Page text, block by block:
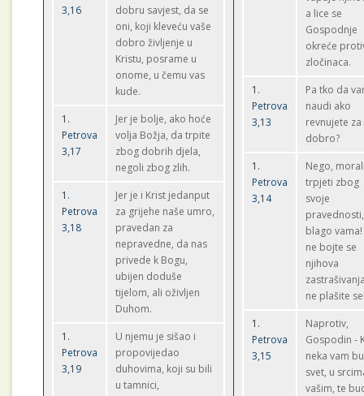
3,16
dobru savjest, da se
oni, koji kleveću vaše
dobro življenje u
Kristu, posrame u
onome, u čemu vas
kude.
1.
Petrova
3,17
Jer je bolje, ako hoće
volja Božja, da trpite
zbog dobrih djela,
negoli zbog zlih.
1.
Petrova
3,18
Jer je i Krist jedanput
za grijehe naše umro,
pravedan za
nepravedne, da nas
privede k Bogu,
ubijen doduše
tijelom, ali oživljen
Duhom.
1.
Petrova
3,19
U njemu je sišao i
propovijedao
duhovima, koji su bili
u tamnici,
a lice se
Gospodnje
okreće
zločinaca.
1.
Petrova
3,13
Pa tko da
naudi ako
revnujete za
dobro?
1.
Petrova
3,14
Nego,
trpjeti zbog
svoje
pravednosti,
blago
ne bojte se
njihova
ne plašite
1.
Petrova
3,15
Naprotiv,
Gospodin -
neka vam
svet, u
vašim, te